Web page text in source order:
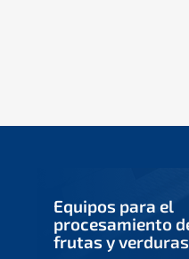
Equipos para el
procesamiento
frutas y verduras